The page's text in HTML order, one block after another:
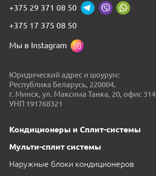
+375 29 371 08 50
+375 17 375 08 50
Мы в Instagram
Юридический адрес и шоурум:
Республика Беларусь, 220004,
г. Минск, ул. Максима Танка, 20, офис 314
УНП 191768321
Кондиционеры и Сплит-системы
Мульти-сплит системы
Наружные блоки кондиционеров